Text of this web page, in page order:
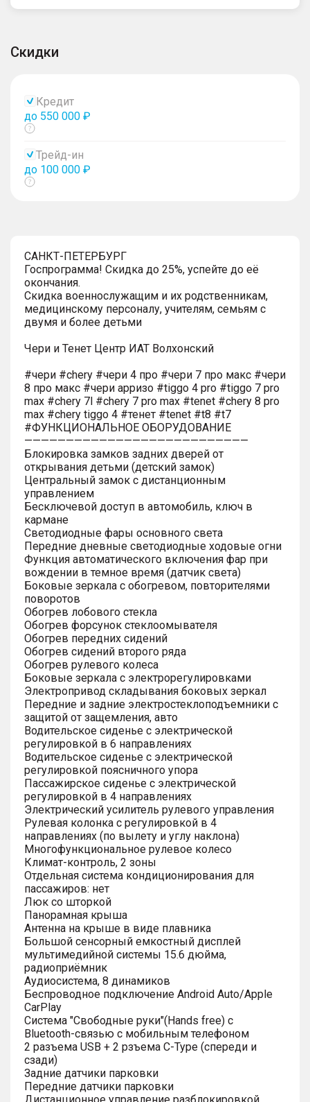
Скидки
Кредит
до 550 000 ₽
Показать
Трейд-ин
до 100 000 ₽
Показать
САНКТ-ПЕТЕРБУРГ
Госпрограмма! Скидка до 25%, успейте до её
окончания.
Скидка военнослужащим и их родственникам,
медицинскому персоналу, учителям, семьям с
двумя и более детьми
Чери и Тенет Центр ИАТ Волхонский
#чери #chery #чери 4 про #чери 7 про макс #чери
8 про макс #чери арризо #tiggo 4 pro #tiggo 7 pro
max #chery 7l #chery 7 pro max #tenet #chery 8 pro
max #chery tiggo 4 #тенет #tenet #t8 #t7
#ФУНКЦИОНАЛЬНОЕ ОБОРУДОВАНИЕ
———————————————————————————
Блокировка замков задних дверей от
открывания детьми (детский замок)
Центральный замок с дистанционным
управлением
Бесключевой доступ в автомобиль, ключ в
кармане
Светодиодные фары основного света
Передние дневные светодиодные ходовые огни
Функция автоматического включения фар при
вождении в темное время (датчик света)
Боковые зеркала с обогревом, повторителями
поворотов
Обогрев лобового стекла
Обогрев форсунок стеклоомывателя
Обогрев передних сидений
Обогрев сидений второго ряда
Обогрев рулевого колеса
Боковые зеркала с электрорегулировками
Электропривод складывания боковых зеркал
Передние и задние электростеклоподъемники с
защитой от защемления, авто
Водительское сиденье с электрической
регулировкой в 6 направлениях
Водительское сиденье с электрической
регулировкой поясничного упора
Пассажирское сиденье с электрической
регулировкой в 4 направлениях
Электрический усилитель рулевого управления
Рулевая колонка с регулировкой в 4
направлениях (по вылету и углу наклона)
Многофункциональное рулевое колесо
Климат-контроль, 2 зоны
Отдельная система кондиционирования для
пассажиров: нет
Люк со шторкой
Панорамная крыша
Антенна на крыше в виде плавника
Большой сенсорный емкостный дисплей
мультимедийной системы 15.6 дюйма,
радиоприёмник
Аудиосистема, 8 динамиков
Беспроводное подключение Android Auto/Apple
CarPlay
Система "Свободные руки"(Hands free) с
Bluetooth-связью с мобильным телефоном
2 разъема USB + 2 рзъема C-Type (спереди и
сзади)
Задние датчики парковки
Передние датчики парковки
Дистанционное управление разблокировкой